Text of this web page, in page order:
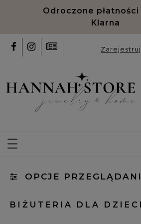
Odroczone płatności
Klarna
OPCJE
Kategorie: Biżuteria dla Dziecka
BIŻUTERIA DLA